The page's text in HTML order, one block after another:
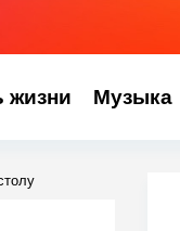
жизни Музыка